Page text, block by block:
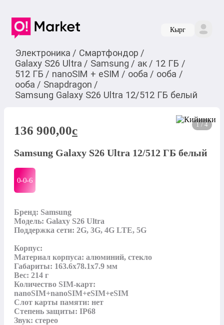
Кырг
Электроника / Смартфондор /
Galaxy S26 Ultra / Samsung / ак / 12 ГБ /
512 ГБ / nanoSIM + eSIM / ооба / ооба /
ооба / Snapdragon /
Samsung Galaxy S26 Ultra 12/512 ГБ белый
1 / 4
136 900,00c
Samsung Galaxy S26 Ultra 12/512 ГБ белый
0-0-6
Бренд: Samsung
Модель: Galaxy S26 Ultra
Поддержка сети: 2G, 3G, 4G LTE, 5G
Корпус:
Материал корпуса: алюминий, стекло
Габариты: 163.6x78.1x7.9 мм
Вес: 214 г
Количество SIM-карт:
nanoSIM+nanoSIM+eSIM+eSIM
Слот карты памяти: нет
Степень защиты: IP68
Звук: стерео